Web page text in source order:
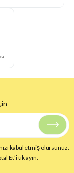
kabul etmiş olursunuz.
Et’i tıklayın.